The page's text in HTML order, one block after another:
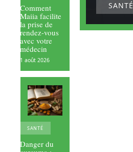
Comment
Maiia facilite
la prise de
rendez-vous
avec votre
médecin
1 août 2026
SANTÉ
Danger du
SANTÉ